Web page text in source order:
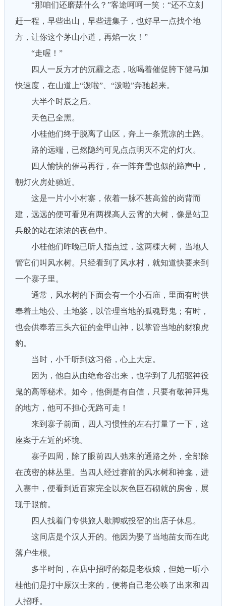
“那咱们还磨菇什么？”客途呵呵一笑：“还不立刻
赶一程，早些出山，早些进集子，也好早一点找个地
方，让你这个茅山小道，再焰一次！”
“走喔！”
四人一反方才的沉霾之态，吆喝着催促胯下健马加
快速度，在山道上“泼啦”、“泼啦”奔驰起来。
大半个时辰之后。
天色已全黑。
小桂他们终于脱离了山区，奔上一条荒凉的土路。
路的远端，已然隐约可见点点明灭不定的灯火。
四人愉快的催马再行，在一阵奔雪也似的蹄声中，
朝灯火房处驰近。
这是一片小小村寨，依着一脉不甚高耸的岗背而
建，远远的便可看见有两棵高人云霄的大树，像是站卫
兵般的站在浓浓的夜色中。
小桂他们昨晚已听人指点过，这两棵大树，当地人
管它们叫风水树。只经看到了风水村，就知道快要来到
一个寨子里。
通常，风水树的下面会有一个小石庙，里面有时供
奉着土地公、土地婆，以管理当地的孤魂野鬼；有时，
也会供奉若三头六征的金甲山神，以掌管当地的豺狼虎
豹。
当时，小千听到这习俗，心上大定。
因为，他自从由绝命谷出来，也学到了几招驱神役
鬼的高等秘术。如今，他倒是有自信，只要有敬神拜鬼
的地方，他可不担心无路可走！
来到寨子前面，四人习惯性的左右打量了一下，这
座案于左近的环境。
寨子四周，除了眼前四人弛来的通路之外，全部除
在茂密的林丛里。当四人经过赛前的风水树和神龛，进
入寨中，便看到近百家完全以灰色巨石砌就的房舍，展
现于眼前。
四人找着门专供旅人歇脚或投宿的出店子休息。
这间店是个汉人开的。他因为娶了当地苗女而在此
落户生根。
多半时间，在店中招呼的都是老板娘，但她一听小
桂他们是打中原汉士来的，便将自己老公唤了出来和四
人招呼。